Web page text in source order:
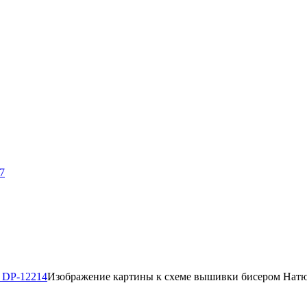
Изображение картины к схеме вышивки бисером